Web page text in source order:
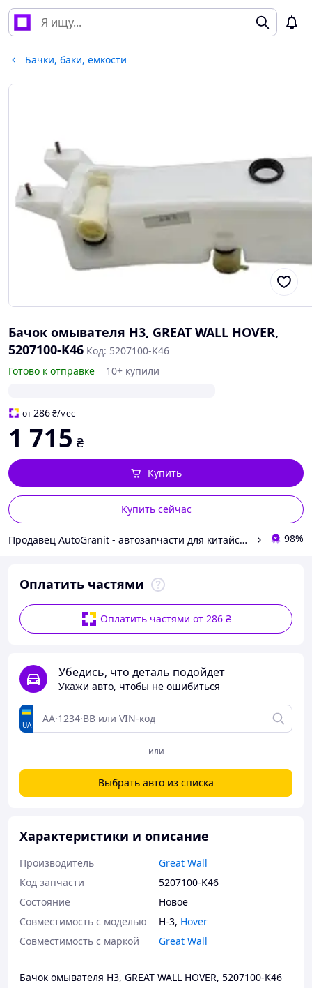
Бачки, баки, емкости
Бачок омывателя H3, GREAT WALL HOVER,
5207100-K46 Код: 5207100-K46
Готово к отправке
10+ купили
от286₴/мес
1 715 ₴
Купить сейчас
Купить
Продавец AutoGranit - автозапчасти для китайских автомобилей 98%
Оплатить частями
Оплатить частями от 286 ₴
Убедись, что деталь подойдет
Укажи авто, чтобы не ошибиться
UA
или
Выбрать авто из списка
Характеристики и описание
Производитель
Great Wall
Код запчасти
5207100-K46
Состояние
Новое
Совместимость с моделью
H-3, Hover
Совместимость с маркой
Great Wall
Бачок омывателя H3, GREAT WALL HOVER, 5207100-K46